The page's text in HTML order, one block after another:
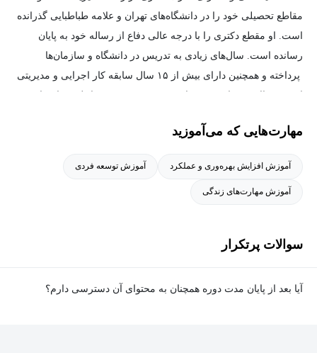
مقاطع تحصیلی خود را در دانشگاه‌های تهران و علامه طباطبایی گذرانده
است. او مقطع دکتری را با درجه عالی دفاع از رساله خود به پایان
رسانده است. سال‌های زیادی به تدریس در دانشگاه و سازمان‌ها
پرداخته و همچنین دارای بیش از ۱۵ سال سابقه کار اجرایی و مدیریتی
تالیف نموده است.
مهارت‌هایی که می‌آموزید
آموزش افزایش بهره‌وری و عملکرد آموزش توسعه فردی
آموزش مهارت‌های زندگی
سوالات پرتکرار
آیا بعد از پایان مدت دوره همچنان به محتوای آن دسترسی دارم؟